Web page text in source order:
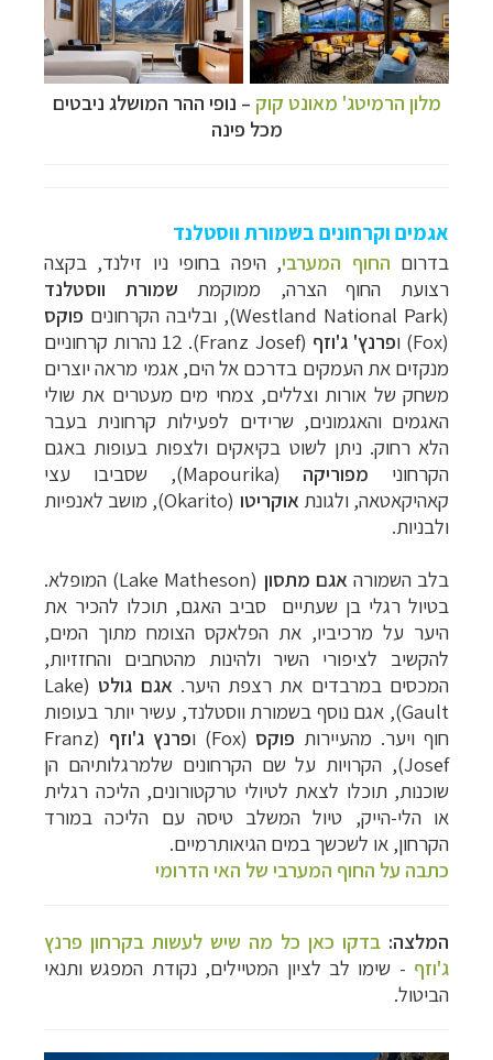
מלון הרמיטג' מאונט קוק – נופי ההר המושלג ניבטים
מכל פינה
אגמים וקרחונים בשמורת ווסטלנד
בדרום החוף המערבי, היפה בחופי ניו זילנד, בקצה
רצועת החוף הצרה, ממוקמת שמורת ווסטלנד
(
Westland National Park), ובליבה הקרחונים פוקס
(
Fox) ופרנץ' ג'וזף (
Franz Josef
). 12 נהרות קרחוניים
מנקזים את העמקים בדרכם אל הים, אגמי מראה יוצרים
משחק של אורות וצללים, צמחי מים מעטרים את שולי
האגמים והאגמונים, שרידים לפעילות קרחונית בעבר
הלא רחוק. ניתן לשוט בקיאקים ולצפות בעופות באגם
הקרחוני מפוריקה Mapourika)), שסביבו עצי
קאהיקאטאה, ולגונת אוקריטו (
Okarito), מושב לאנפיות
ולבניות.
בלב השמורה אגם מתסון (
Lake Matheson
) המופלא.
בטיול רגלי בן שעתיים סביב האגם, תוכלו להכיר את
היער על מרכיביו, את הפלאקס הצומח מתוך המים,
להקשיב לציפורי השיר ולהינות מהטחבים והחזזיות,
המכסים במרבדים את רצפת היער. אגם גולט(
Lake
Gault), אגם נוסף בשמורת ווסטלנד, עשיר יותר בעופות
חוף ויער. מהעיירות פוקס (
Fox) ופרנץ ג'וזף (
Franz
Josef), הקרויות על שם הקרחונים שלמרגלותיהם הן
שוכנות, תוכלו לצאת לטיולי טרקטורונים, הליכה רגלית
או הלי-הייק, טיול המשלב טיסה עם הליכה במורד
הקרחון, או לשכשך במים הגיאותרמיים.
כתבה על החוף המערבי של האי הדרומי
המלצה: בדקו כאן כל מה שיש לעשות בקרחון פרנץ
ג'וזף - שימו לב לציון המטיילים, נקודת המפגש ותנאי
הביטול.